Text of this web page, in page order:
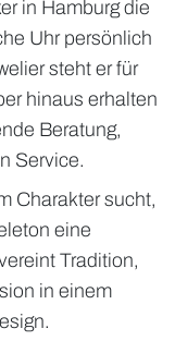
in Hamburg die
Uhr persönlich
steht er für
hinaus erhalten
Beratung,
Service.
Charakter sucht,
eine
Tradition,
in einem